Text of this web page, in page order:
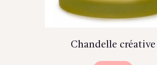
Chandelle créative